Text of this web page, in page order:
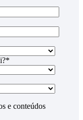
*
e conteúdos